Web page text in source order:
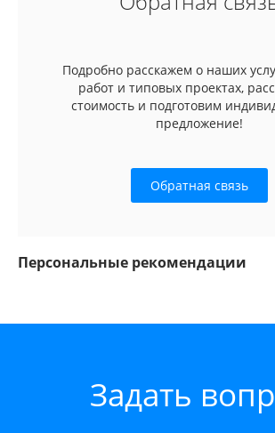
Подробно расскажем о наших
работ и типовых проектах,
стоимость и подготовим
предложение!
Обратная связь
Персональные рекомендации
Задать